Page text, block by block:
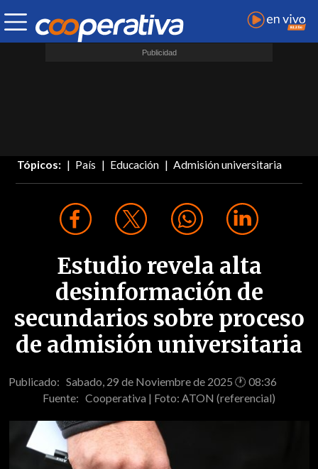
Tópicos: País Educación Admisión universitaria
Estudio revela alta
desinformación de
secundarios sobre proceso
de admisión universitaria
Publicado: Sabado, 29 de Noviembre de 2025 🕐 08:36
Fuente: Cooperativa | Foto: ATON (referencial)